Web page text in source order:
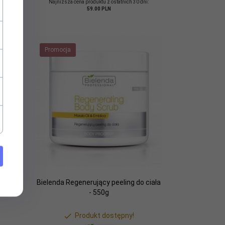
Najniższa cena produktu z ostatnich 30 dni:
59.00 PLN
Promocja
Bielenda Regenerujący peeling do ciała
- 550g
Produkt dostępny!